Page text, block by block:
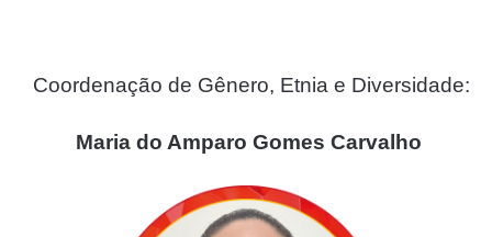
Coordenação de Gênero, Etnia e Diversidade:
Maria do Amparo Gomes Carvalho